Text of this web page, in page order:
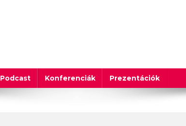
Podcast Konferenciák Prezentációk